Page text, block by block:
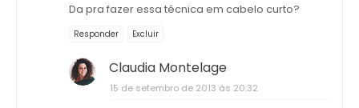
Da pra fazer essa técnica em cabelo curto?
Responder Excluir
Claudia Montelage
15 de setembro de 2013 às 20:32